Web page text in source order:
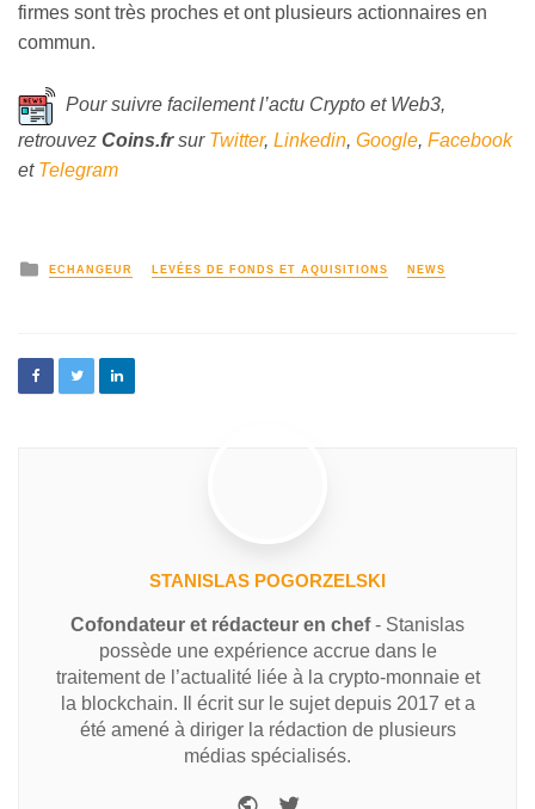
firmes sont très proches et ont plusieurs actionnaires en
commun.
Pour suivre facilement l’actu Crypto et Web3,
retrouvez Coins.frsur Twitter, Linkedin, Google, Facebook
et Telegram
ECHANGEUR LEVÉES DE FONDS ET AQUISITIONS NEWS
STANISLAS POGORZELSKI
Cofondateur et rédacteur en chef- Stanislas
possède une expérience accrue dans le
traitement de l’actualité liée à la crypto-monnaie et
la blockchain. Il écrit sur le sujet depuis 2017 et a
été amené à diriger la rédaction de plusieurs
médias spécialisés.